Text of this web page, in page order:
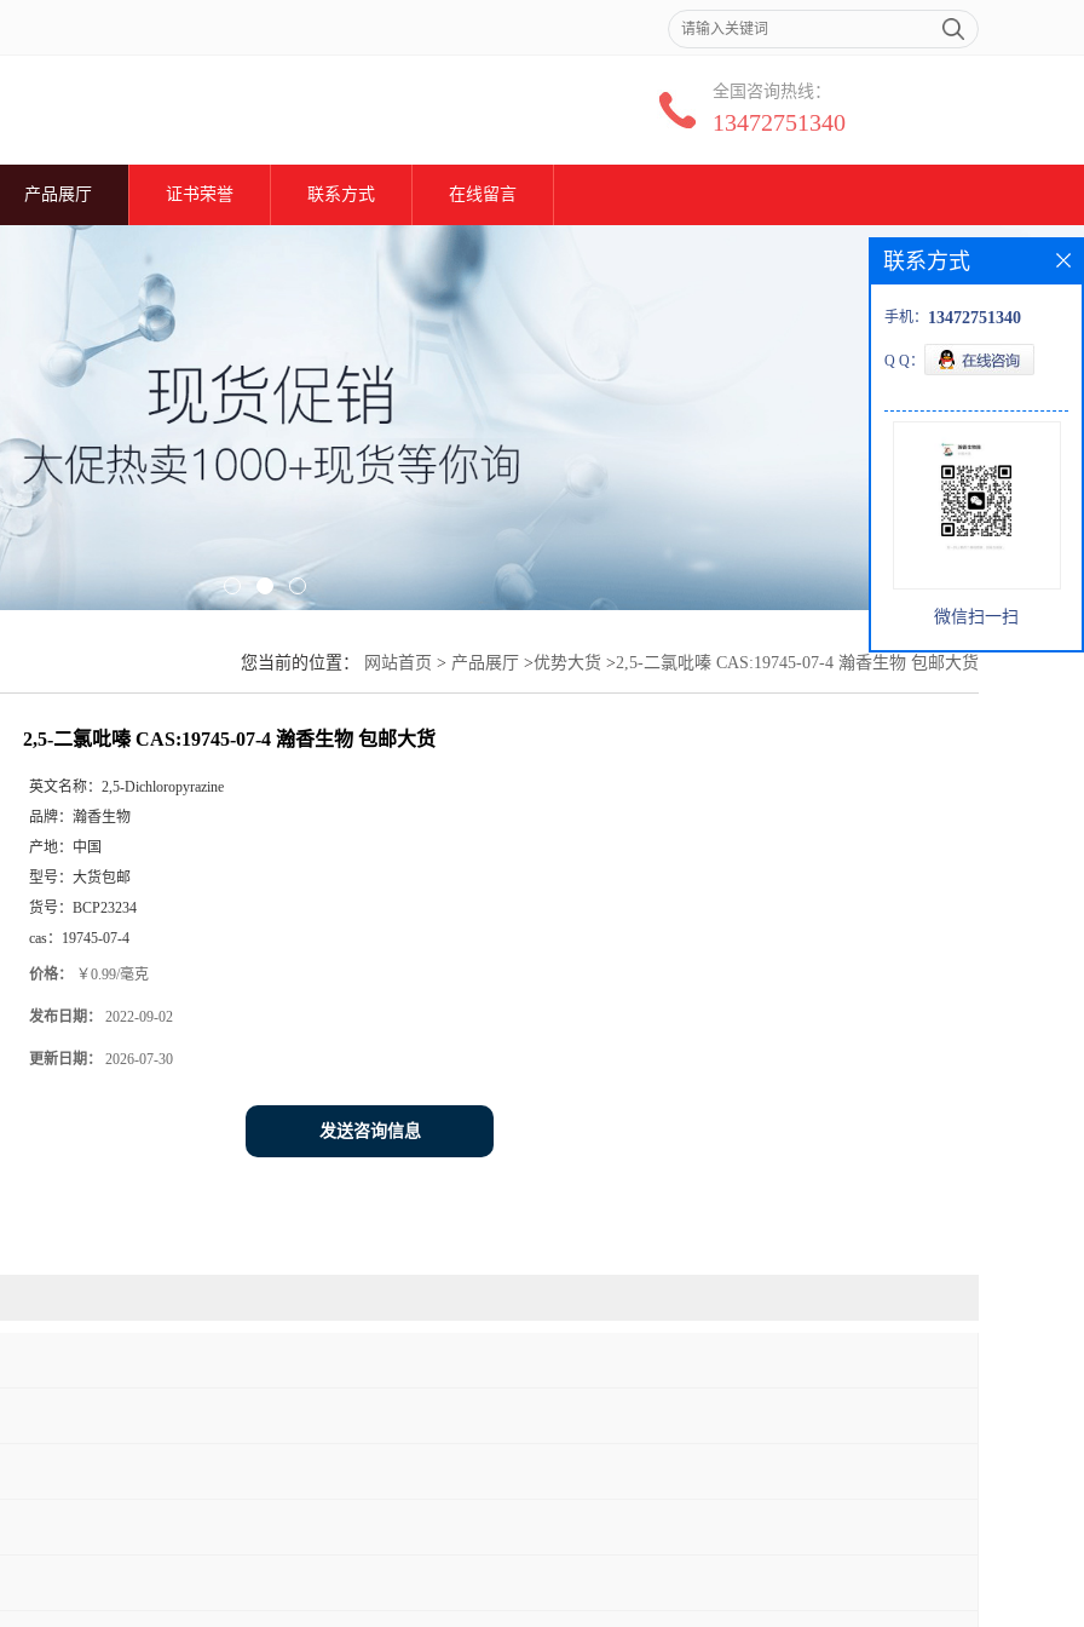
全国咨询热线：
13472751340
产品展厅 证书荣誉 联系方式 在线留言
您当前的位置： 网站首页 > 产品展厅 >优势大货 >2,5-二氯吡嗪 CAS:19745-07-4 瀚香生物 包邮大货
2,5-二氯吡嗪 CAS:19745-07-4 瀚香生物 包邮大货
英文名称： 2,5-Dichloropyrazine
品牌： 瀚香生物
产地： 中国
型号： 大货包邮
货号： BCP23234
cas： 19745-07-4
价格： ￥0.99/毫克
发布日期： 2022-09-02
更新日期： 2026-07-30
发送咨询信息
联系方式
手机： 13472751340
Q Q：
微信扫一扫